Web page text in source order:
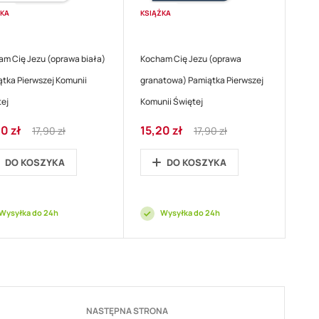
Cię Jezu (oprawa biała)
Pierwszej Komunii
zł
Regular
Price
17,90 zł
DO KOSZYKA
do 24h
KSIĄŻKA
Kocham Cię Jezu (oprawa
granatowa) Pamiątka Pierwszej
Komunii Świętej
Cena
promocyjna
15,20 zł
Regular
Price
17,90 zł
DO KOSZYKA
Wysyłka do 24h
NASTĘPNA STRONA